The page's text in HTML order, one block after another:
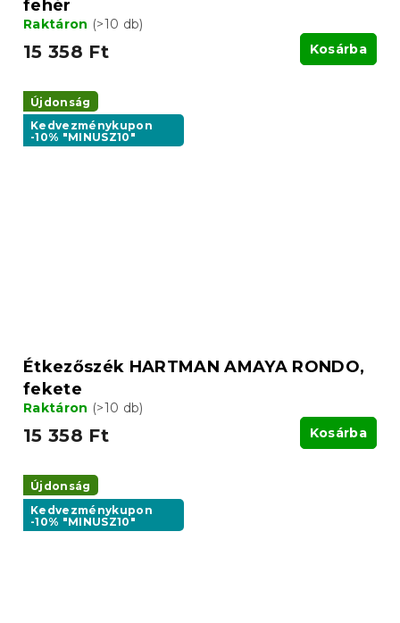
fehér
Raktáron (>10 db)
15 358 Ft Kosárba
Újdonság
Kedvezménykupon
-10% "MINUSZ10"
Étkezőszék HARTMAN AMAYA RONDO,
fekete
Raktáron (>10 db)
15 358 Ft Kosárba
Újdonság
Kedvezménykupon
-10% "MINUSZ10"